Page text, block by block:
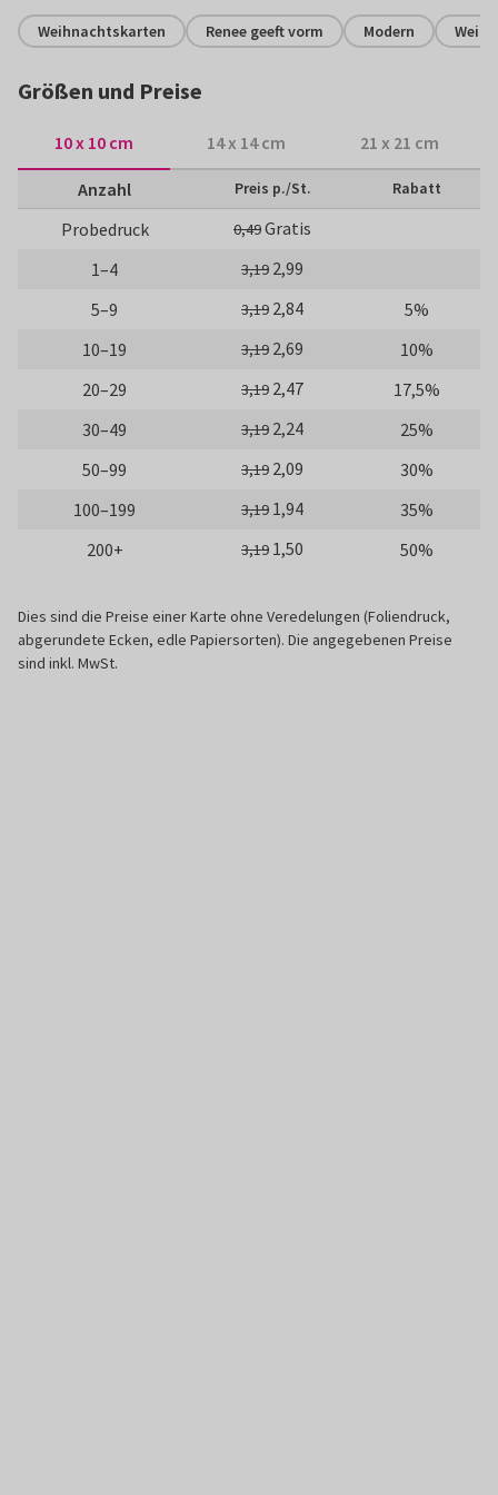
Weihnachtskarten Renee geeft vorm Modern
Größen und Preise
10 x 10 cm 14 x 14 cm 21 x 21 cm
Anzahl Preis p./St. Rabatt
Probedruck 0,49Gratis
1–4
3,19 2,99
5–9
3,19 2,84
5%
10–19
3,19 2,69
10%
20–29
3,19 2,47
17,5%
30–49
3,19 2,24
25%
50–99
3,19 2,09
30%
100–199
3,19 1,94
35%
200+
3,19 1,50 50%
Dies sind die Preise einer Karte ohne Veredelungen (Foliendruck,
abgerundete Ecken, edle Papiersorten). Die angegebenen Preise
sind inkl. MwSt.